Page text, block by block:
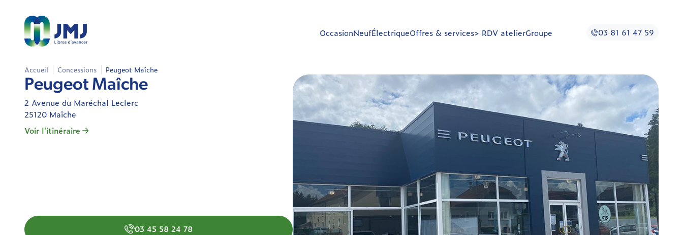
OccasionNeufÉlectriqueOffres & services> RDV atelierGroupe 03 81 61 47 59
Accueil Concessions Peugeot Maîche
Peugeot Maîche
2 Avenue du Maréchal Leclerc
25120 Maîche
Voir l’itinéraire
03 45 58 24 78